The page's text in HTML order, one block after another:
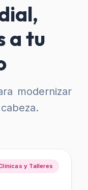
a tu
modernizar
y Talleres